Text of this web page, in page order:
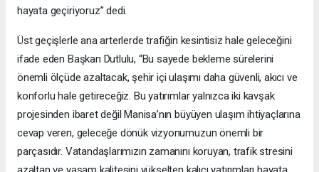
hayata geçiriyoruz” dedi.
Üst geçişlerle ana arterlerde trafiğin kesintisiz hale geleceğini
ifade eden Başkan Dutlulu, “Bu sayede bekleme sürelerini
önemli ölçüde azaltacak, şehir içi ulaşımı daha güvenli, akıcı ve
konforlu hale getireceğiz. Bu yatırımlar yalnızca iki kavşak
projesinden ibaret değil Manisa’nın büyüyen ulaşım ihtiyaçlarına
cevap veren, geleceğe dönük vizyonumuzun önemli bir
parçasıdır. Vatandaşlarımızın zamanını koruyan, trafik stresini